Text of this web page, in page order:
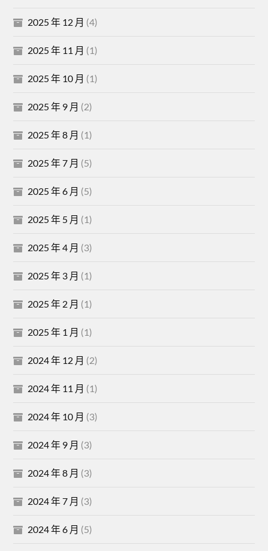
2025 年 12 月 (4)
2025 年 11 月 (1)
2025 年 10 月 (1)
2025 年 9 月 (2)
2025 年 8 月 (1)
2025 年 7 月 (5)
2025 年 6 月 (5)
2025 年 5 月 (1)
2025 年 4 月 (3)
2025 年 3 月 (1)
2025 年 2 月 (1)
2025 年 1 月 (1)
2024 年 12 月 (2)
2024 年 11 月 (1)
2024 年 10 月 (3)
2024 年 9 月 (3)
2024 年 8 月 (3)
2024 年 7 月 (3)
2024 年 6 月 (5)